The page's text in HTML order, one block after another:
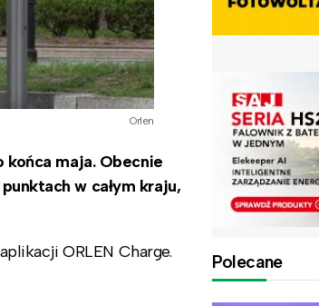
Orlen
końca maja. Obecnie
w całym kraju,
ORLEN Charge.
Polecane